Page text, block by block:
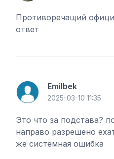
Противоречащий
ответ
Emilbek
2025-03-10 11:35
Это что за подстава?
направо разрешено
же системная ошибка